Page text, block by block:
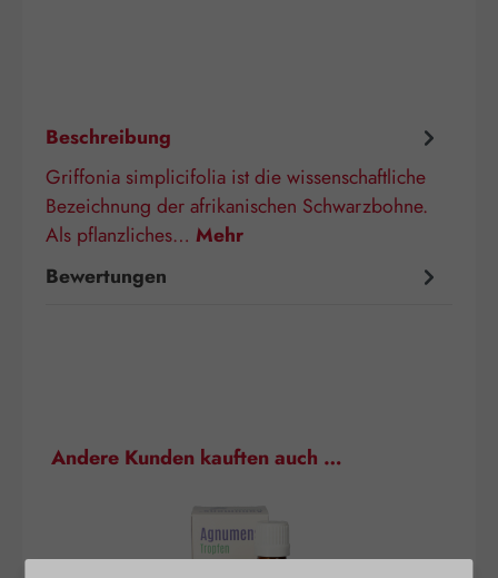
Beschreibung
Griffonia simplicifolia ist die wissenschaftliche
Bezeichnung der afrikanischen Schwarzbohne.
Als pflanzliches… Mehr
Bewertungen
Produktgalerie überspringen
Andere Kunden kauften auch …